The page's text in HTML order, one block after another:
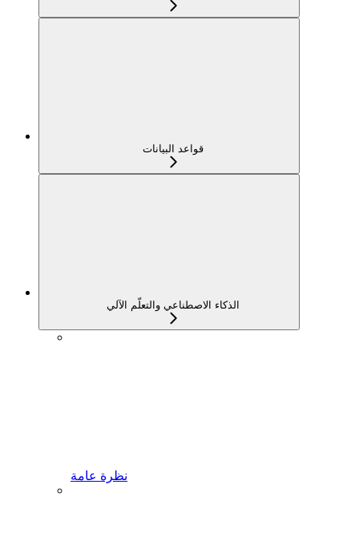
قواعد البيانات
الذكاء الاصطناعي والتعلّم الآلي
نظرة عامة